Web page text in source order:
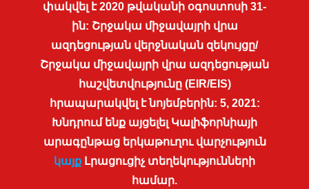
փակվել է 2020 թվականի օգոստոսի 31-
ին: Շրջակա միջավայրի վրա
ազդեցության վերջնական զեկույցը/
Շրջակա միջավայրի վրա ազդեցության
հաշվետվությունը (EIR/EIS)
հրապարակվել է նոյեմբերին: 5, 2021:
Խնդրում ենք այցելել Կալիֆորնիայի
արագընթաց երկաթուղու վարչություն
կայք Լրացուցիչ տեղեկությունների
համար.